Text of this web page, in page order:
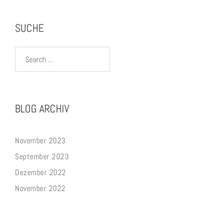
SUCHE
BLOG ARCHIV
November 2023
September 2023
Dezember 2022
November 2022